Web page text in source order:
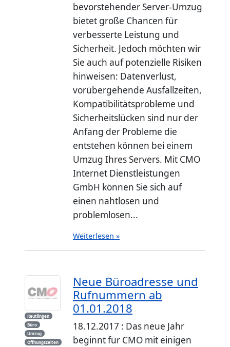
bevorstehender Server-Umzug
bietet große Chancen für
verbesserte Leistung und
Sicherheit. Jedoch möchten wir
Sie auch auf potenzielle Risiken
hinweisen: Datenverlust,
vorübergehende Ausfallzeiten,
Kompatibilitätsprobleme und
Sicherheitslücken sind nur der
Anfang der Probleme die
entstehen können bei einem
Umzug Ihres Servers. Mit CMO
Internet Dienstleistungen
GmbH können Sie sich auf
einen nahtlosen und
problemlosen...
Weiterlesen »
Reutlingen
Büro
Umzug
Öffnungszeiten
Neue Büroadresse und
Rufnummern ab
01.01.2018
18.12.2017 : Das neue Jahr
beginnt für CMO mit einigen